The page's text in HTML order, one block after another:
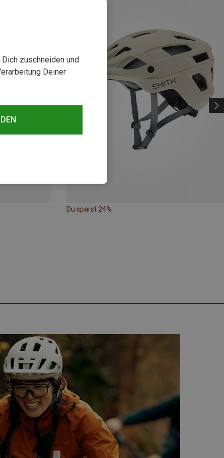
Du sparst 24%
zuschneiden und
Deiner